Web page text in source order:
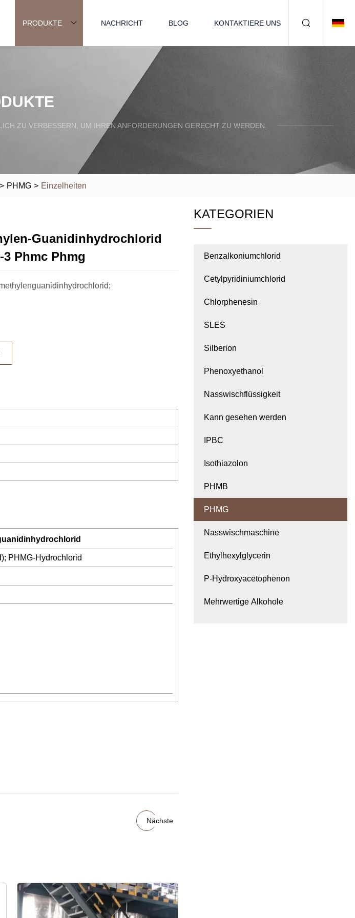
PRODUKTE NACHRICHT BLOG KONTAKTIERE UNS
ZU VERBESSERN, UM IHREN ANFORDERUNGEN GERECHT ZU WERDEN.
> PHMG > Einzelheiten
Guanidinhydrochlorid
3 Phmc Phmg
PHMG-Hydrochlorid
Nächste
KATEGORIEN
Benzalkoniumchlorid
Cetylpyridiniumchlorid
Chlorphenesin
SLES
Silberion
Phenoxyethanol
Nasswischflüssigkeit
Kann gesehen werden
IPBC
Isothiazolon
PHMB
PHMG
Nasswischmaschine
Ethylhexylglycerin
P-Hydroxyacetophenon
Mehrwertige Alkohole